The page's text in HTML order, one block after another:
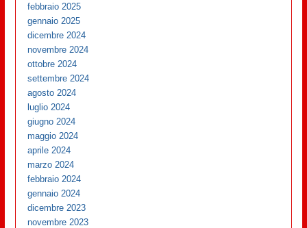
febbraio 2025
gennaio 2025
dicembre 2024
novembre 2024
ottobre 2024
settembre 2024
agosto 2024
luglio 2024
giugno 2024
maggio 2024
aprile 2024
marzo 2024
febbraio 2024
gennaio 2024
dicembre 2023
novembre 2023